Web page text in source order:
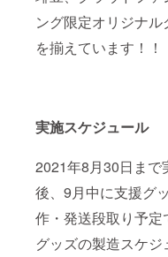
ング限定オリジナル
を揃えています！！
実施スケジュール
2021年8月30日まで
後、9月中に支援グ
作・発送段取り予定
グッズの製造スケジ